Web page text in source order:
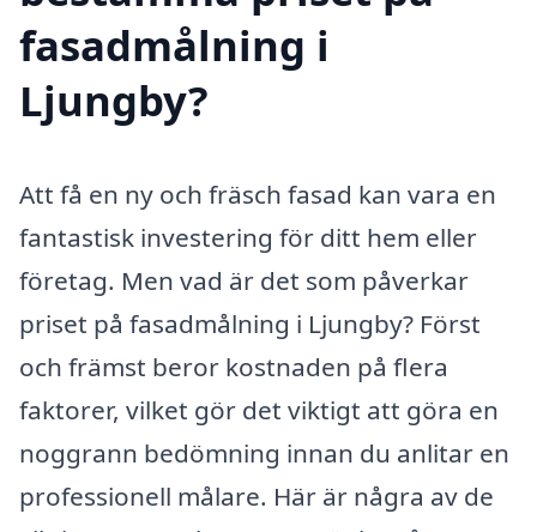
fasadmålning i
Ljungby?
Att få en ny och fräsch fasad kan vara en
fantastisk investering för ditt hem eller
företag. Men vad är det som påverkar
priset på fasadmålning i Ljungby? Först
och främst beror kostnaden på flera
faktorer, vilket gör det viktigt att göra en
noggrann bedömning innan du anlitar en
professionell målare. Här är några av de